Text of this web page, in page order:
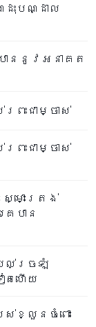
ះបណ្ដាល
បាននូវអនាគត
ះជាម្ចាស់
ះជាម្ចាស់
មោះត្រង់
បាន
ល់ច្រឡំ
តហើយ
ខ្លួនចំពោះ